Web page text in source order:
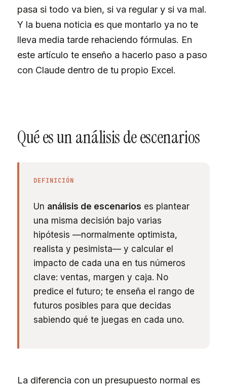
pasa si todo va bien, si va regular y si va mal.
Y la buena noticia es que montarlo ya no te
lleva media tarde rehaciendo fórmulas. En
este artículo te enseño a hacerlo paso a paso
con Claude dentro de tu propio Excel.
Qué es un análisis de escenarios
DEFINICIÓN
Un análisis de escenarios es plantear
una misma decisión bajo varias
hipótesis —normalmente optimista,
realista y pesimista— y calcular el
impacto de cada una en tus números
clave: ventas, margen y caja. No
predice el futuro; te enseña el rango de
futuros posibles para que decidas
sabiendo qué te juegas en cada uno.
La diferencia con un presupuesto normal es